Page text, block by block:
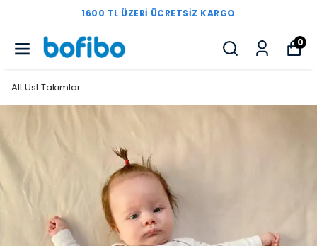
1600 TL ÜZERI ÜCRETSIZ KARGO
0
Alt Üst Takımlar